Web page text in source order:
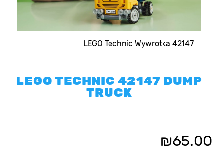
LEGO Technic Wywrotka 42147
LEGO TECHNIC 42147 DUMP
TRUCK
₪65.00